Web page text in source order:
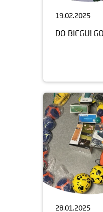
19.02.2025
DO BIEGU!
28.01.2025